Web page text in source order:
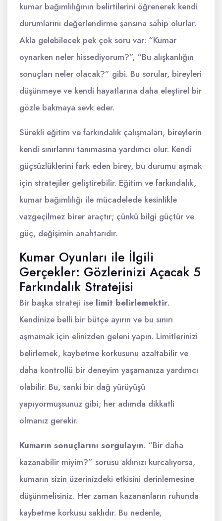
kumar bağımlılığının belirtilerini öğrenerek kendi
durumlarını değerlendirme şansına sahip olurlar.
Akla gelebilecek pek çok soru var: “Kumar
oynarken neler hissediyorum?”, “Bu alışkanlığın
sonuçları neler olacak?” gibi. Bu sorular, bireyleri
düşünmeye ve kendi hayatlarına daha eleştirel bir
gözle bakmaya sevk eder.
Sürekli eğitim ve farkındalık çalışmaları, bireylerin
kendi sınırlarını tanımasına yardımcı olur. Kendi
güçsüzlüklerini fark eden birey, bu durumu aşmak
için stratejiler geliştirebilir. Eğitim ve farkındalık,
kumar bağımlılığı ile mücadelede kesinlikle
vazgeçilmez birer araçtır; çünkü bilgi güçtür ve
güç, değişimin anahtarıdır.
Kumar Oyunları ile İlgili
Gerçekler: Gözlerinizi Açacak 5
Farkındalık Stratejisi
Bir başka strateji ise limit belirlemektir.
Kendinize belli bir bütçe ayırın ve bu sınırı
aşmamak için elinizden geleni yapın. Limitlerinizi
belirlemek, kaybetme korkusunu azaltabilir ve
daha kontrollü bir deneyim yaşamanıza yardımcı
olabilir. Bu, sanki bir dağ yürüyüşü
yapıyormuşsunuz gibi; her adımda dikkatli
olmanız gerekir.
Kumarın sonuçlarını sorgulayın. “Bir daha
kazanabilir miyim?” sorusu aklınızı kurcalıyorsa,
kumarın sizin üzerinizdeki etkisini derinlemesine
düşünmelisiniz. Her zaman kazananların ruhunda
kaybetme korkusu saklıdır. Bu nedenle,